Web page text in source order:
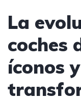
La
coches
íconos y